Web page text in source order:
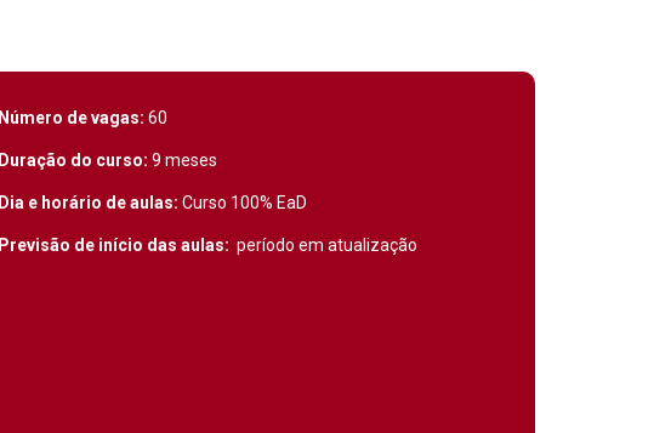
Número de vagas: 60
Duração do curso: 9 meses
Dia e horário de aulas: Curso 100% EaD
Previsão de início das aulas: período em atualização